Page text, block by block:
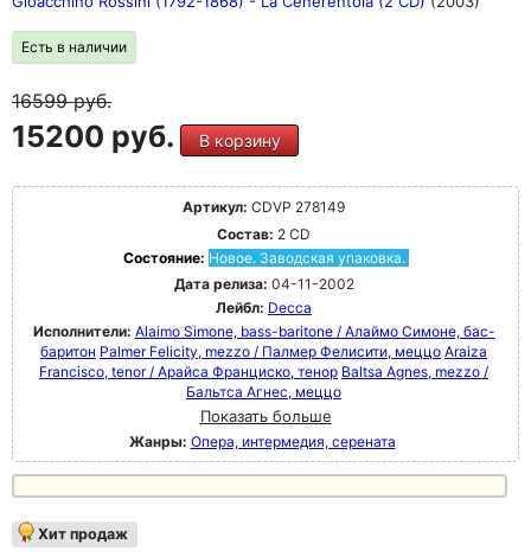
Есть в наличии
16599руб.
15200 руб. В корзину
Артикул: CDVP 278149
Состав: 2 CD
Состояние: Новое. Заводская упаковка.
Дата релиза: 04-11-2002
Лейбл: Decca
Исполнители: Alaimo Simone, bass-baritone / Алаймо Симоне, бас-
баритон Palmer Felicity, mezzo / Палмер Фелисити, меццо Araiza
Francisco, tenor / Арайса Франциско, тенор Baltsa Agnes, mezzo /
Бальтса Агнес, меццо
Показать больше
Жанры: Опера, интермедия, серената
Хит продаж